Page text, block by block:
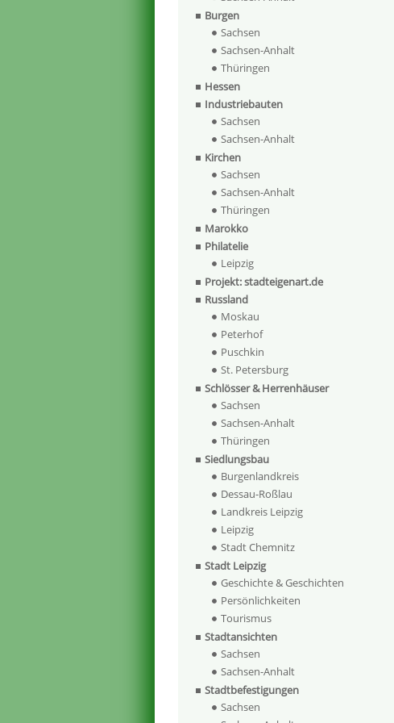
Burgen
Sachsen
Sachsen-Anhalt
Thüringen
Hessen
Industriebauten
Sachsen
Sachsen-Anhalt
Kirchen
Sachsen
Sachsen-Anhalt
Thüringen
Marokko
Philatelie
Leipzig
Projekt: stadteigenart.de
Russland
Moskau
Peterhof
Puschkin
St. Petersburg
Schlösser & Herrenhäuser
Sachsen
Sachsen-Anhalt
Thüringen
Siedlungsbau
Burgenlandkreis
Dessau-Roßlau
Landkreis Leipzig
Leipzig
Stadt Chemnitz
Stadt Leipzig
Geschichte & Geschichten
Persönlichkeiten
Tourismus
Stadtansichten
Sachsen
Sachsen-Anhalt
Stadtbefestigungen
Sachsen